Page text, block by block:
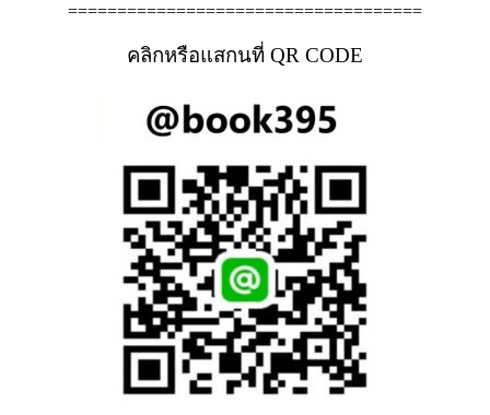
====================================
คลิกหรือแสกนที่ QR CODE